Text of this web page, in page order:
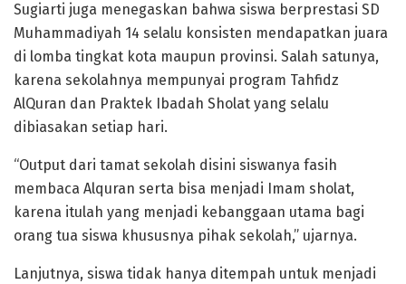
Sugiarti juga menegaskan bahwa siswa berprestasi SD
Muhammadiyah 14 selalu konsisten mendapatkan juara
di lomba tingkat kota maupun provinsi. Salah satunya,
karena sekolahnya mempunyai program Tahfidz
AlQuran dan Praktek Ibadah Sholat yang selalu
dibiasakan setiap hari.
“Output dari tamat sekolah disini siswanya fasih
membaca Alquran serta bisa menjadi Imam sholat,
karena itulah yang menjadi kebanggaan utama bagi
orang tua siswa khususnya pihak sekolah,” ujarnya.
Lanjutnya, siswa tidak hanya ditempah untuk menjadi